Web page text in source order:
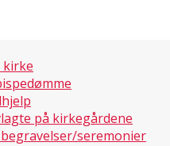
kirke
på kirkegårdene
seremonier